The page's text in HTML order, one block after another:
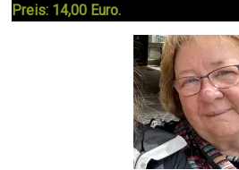
Preis: 14,00 Euro.